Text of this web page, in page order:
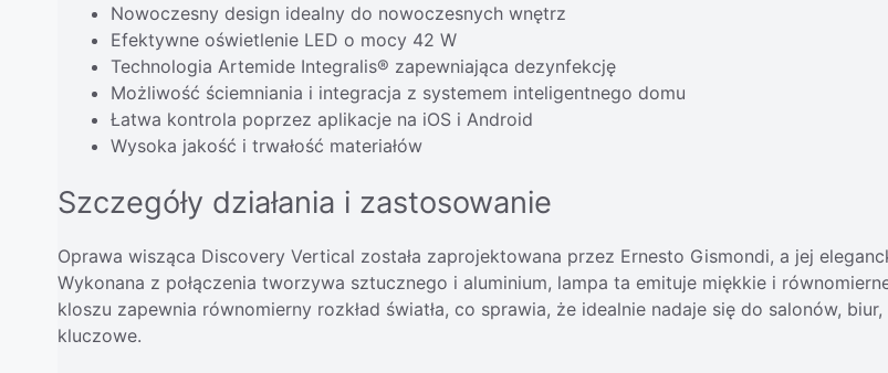
Nowoczesny design idealny do nowoczesnych wnętrz
Efektywne oświetlenie LED o mocy 42 W
Technologia Artemide Integralis® zapewniająca dezynfekcję
Możliwość ściemniania i integracja z systemem inteligentnego domu
Łatwa kontrola poprzez aplikacje na iOS i Android
Wysoka jakość i trwałość materiałów
Szczegóły działania i zastosowanie
Oprawa wisząca Discovery Vertical została zaprojektowana przez Ernesto Gismondi, a jej
Wykonana z połączenia tworzywa sztucznego i aluminium, lampa ta emituje miękkie i
kloszu zapewnia równomierny rozkład światła, co sprawia, że idealnie nadaje się do salonów,
kluczowe.